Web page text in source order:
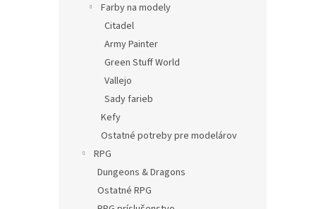
Farby na modely
Citadel
Army Painter
Green Stuff World
Vallejo
Sady farieb
Kefy
Ostatné potreby pre modelárov
RPG
Dungeons & Dragons
Ostatné RPG